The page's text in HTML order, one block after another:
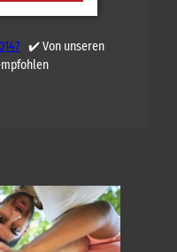
✔️ Von unseren